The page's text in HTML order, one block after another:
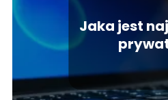
Jaka jest